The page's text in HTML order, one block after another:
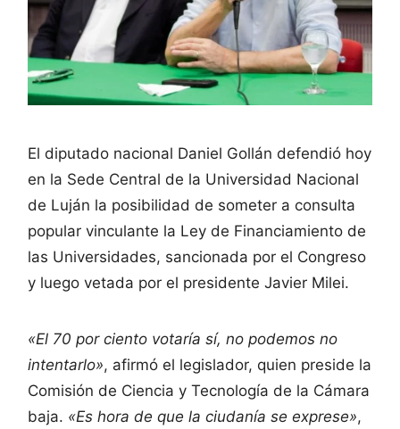
El diputado nacional Daniel Gollán defendió hoy
en la Sede Central de la Universidad Nacional
de Luján la posibilidad de someter a consulta
popular vinculante la Ley de Financiamiento de
las Universidades, sancionada por el Congreso
y luego vetada por el presidente Javier Milei.
«El 70 por ciento votaría sí, no podemos no
intentarlo», afirmó el legislador, quien preside la
Comisión de Ciencia y Tecnología de la Cámara
baja. «Es hora de que la ciudanía se exprese»,